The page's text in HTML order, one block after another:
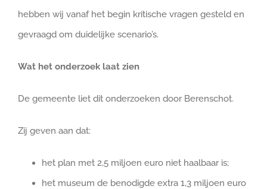
hebben wij vanaf het begin kritische vragen gesteld en
gevraagd om duidelijke scenario’s.
Wat het onderzoek laat zien
De gemeente liet dit onderzoeken door Berenschot.
Zij geven aan dat:
het plan met 2,5 miljoen euro niet haalbaar is;
het museum de benodigde extra 1,3 miljoen euro